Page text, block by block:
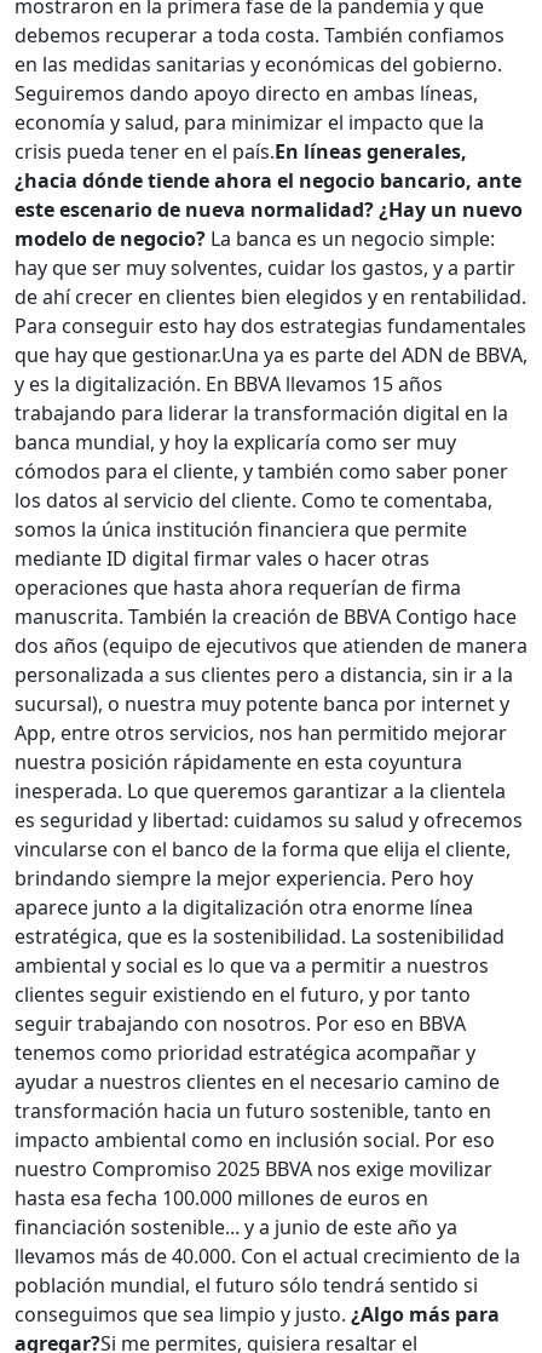
mostraron en la primera fase de la pandemia y que
debemos recuperar a toda costa. También confiamos
en las medidas sanitarias y económicas del gobierno.
Seguiremos dando apoyo directo en ambas líneas,
economía y salud, para minimizar el impacto que la
crisis pueda tener en el país.En líneas generales,
¿hacia dónde tiende ahora el negocio bancario, ante
este escenario de nueva normalidad? ¿Hay un nuevo
modelo de negocio? La banca es un negocio simple:
hay que ser muy solventes, cuidar los gastos, y a partir
de ahí crecer en clientes bien elegidos y en rentabilidad.
Para conseguir esto hay dos estrategias fundamentales
que hay que gestionar.Una ya es parte del ADN de BBVA,
y es la digitalización. En BBVA llevamos 15 años
trabajando para liderar la transformación digital en la
banca mundial, y hoy la explicaría como ser muy
cómodos para el cliente, y también como saber poner
los datos al servicio del cliente. Como te comentaba,
somos la única institución financiera que permite
mediante ID digital firmar vales o hacer otras
operaciones que hasta ahora requerían de firma
manuscrita. También la creación de BBVA Contigo hace
dos años (equipo de ejecutivos que atienden de manera
personalizada a sus clientes pero a distancia, sin ir a la
sucursal), o nuestra muy potente banca por internet y
App, entre otros servicios, nos han permitido mejorar
nuestra posición rápidamente en esta coyuntura
inesperada. Lo que queremos garantizar a la clientela
es seguridad y libertad: cuidamos su salud y ofrecemos
vincularse con el banco de la forma que elija el cliente,
brindando siempre la mejor experiencia. Pero hoy
aparece junto a la digitalización otra enorme línea
estratégica, que es la sostenibilidad. La sostenibilidad
ambiental y social es lo que va a permitir a nuestros
clientes seguir existiendo en el futuro, y por tanto
seguir trabajando con nosotros. Por eso en BBVA
tenemos como prioridad estratégica acompañar y
ayudar a nuestros clientes en el necesario camino de
transformación hacia un futuro sostenible, tanto en
impacto ambiental como en inclusión social. Por eso
nuestro Compromiso 2025 BBVA nos exige movilizar
hasta esa fecha 100.000 millones de euros en
financiación sostenible... y a junio de este año ya
llevamos más de 40.000. Con el actual crecimiento de la
población mundial, el futuro sólo tendrá sentido si
conseguimos que sea limpio y justo. ¿Algo más para
agregar?Si me permites, quisiera resaltar el